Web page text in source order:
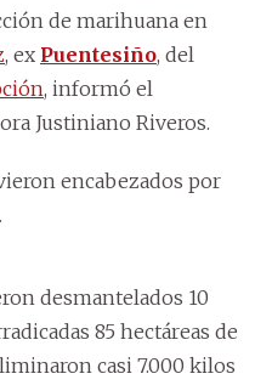
de marihuana en
, ex Puentesiño, del
, informó el
Justiniano Riveros.
encabezados por
desmantelados 10
85 hectáreas de
casi 7.000 kilos